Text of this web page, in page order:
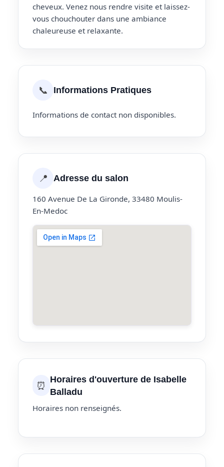
cheveux. Venez nous rendre visite et laissez-
vous chouchouter dans une ambiance
chaleureuse et relaxante.
📞 Informations Pratiques
Informations de contact non disponibles.
📍 Adresse du salon
160 Avenue De La Gironde, 33480 Moulis-
En-Medoc
⏰ Horaires d'ouverture de Isabelle
Balladu
Horaires non renseignés.